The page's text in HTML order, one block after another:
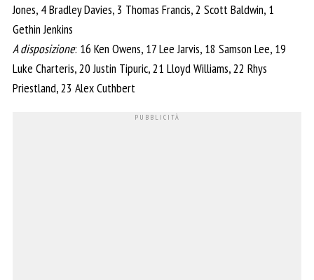
Jones, 4 Bradley Davies, 3 Thomas Francis, 2 Scott Baldwin, 1
Gethin Jenkins
A disposizione: 16 Ken Owens, 17 Lee Jarvis, 18 Samson Lee, 19
Luke Charteris, 20 Justin Tipuric, 21 Lloyd Williams, 22 Rhys
Priestland, 23 Alex Cuthbert